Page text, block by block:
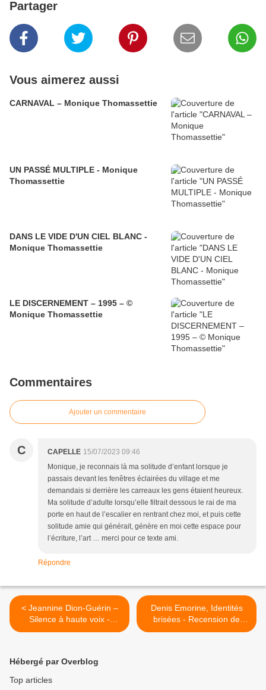
Partager
Vous aimerez aussi
CARNAVAL – Monique Thomassettie
UN PASSÉ MULTIPLE - Monique
Thomassettie
DANS LE VIDE D'UN CIEL BLANC -
Monique Thomassettie
LE DISCERNEMENT – 1995 – ©
Monique Thomassettie
Commentaires
Ajouter un commentaire
C CAPELLE 15/07/2023 09:46
Monique, je reconnais là ma solitude d’enfant lorsque je
passais devant les fenêtres éclairées du village et me
demandais si derrière les carreaux les gens étaient heureux.
Ma solitude d’adulte lorsqu’elle filtrait dessous le rai de ma
porte en haut de l’escalier en rentrant chez moi, et puis cette
solitude amie qui générait, génère en moi cette espace pour
l’écriture, l’art … merci pour ce texte ami.
Répondre
< Jeannine Dion-Guérin –
Silence à haute voix -
Recension de Michel
Denis Emorine, Identités
brisées - Recension de
Sonia Elvireanu >
Hébergé par Overblog
Top articles